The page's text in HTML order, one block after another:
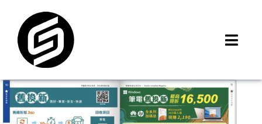
content
門市據點
iMCheck APP